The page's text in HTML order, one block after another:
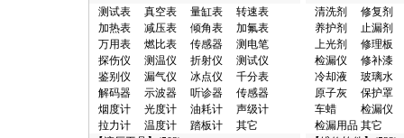
·真空泵/廊坊市 100元
·分析仪/西青区 100元
·接头/东莞市 100元
·试验台/西青区 100元
·清洗剂/东城区 100元
·化工试剂/黄浦区 1000元
·汽车销售/聊城市 1000元
·抽注油机/深圳市 1000元
测试表
真空表 量缸表
转速表
加热表
减压表 倾角表
加氟表
万用表
燃比表 传感器
测电笔
探伤仪
测温仪 折射仪
测试仪
鉴别仪
漏气仪 冰点仪
千分表
解码器
示波器 听诊器
传感器
烟度计
光度计 油耗计
声级计
拉力计
温度计 踏板计
其它
清洗剂
修复剂
养护剂
止漏剂
上光剂
修理板
检漏仪
修补漆
冷却液
玻璃水
原子灰
保护罩
车蜡
检漏仪
检漏用品 其它